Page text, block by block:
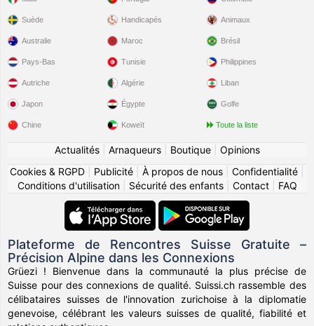
Suède Handicapés Animaux
Australie
Pays-Bas
Autriche
Japon
Chine
Maroc
Tunisie
Algérie
Égypte
Koweït
Brésil
Philippines
Liban
Golfe
Toute la liste
Actualités| Arnaqueurs| Boutique| Opinions
Cookies & RGPD
Publicité À propos de nous Confidentialité
Conditions d'utilisation| Sécurité des enfants| Contact| FAQ
Plateforme de Rencontres Suisse Gratuite –
Précision Alpine dans les Connexions
Grüezi ! Bienvenue dans la communauté la plus précise de
Suisse pour des connexions de qualité. Suissi.ch rassemble des
célibataires suisses de l'innovation zurichoise à la diplomatie
genevoise, célébrant les valeurs suisses de qualité, fiabilité et